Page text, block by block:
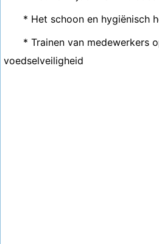
* Het schoon en hygiënisch
* Trainen van medewerkers
voedselveiligheid